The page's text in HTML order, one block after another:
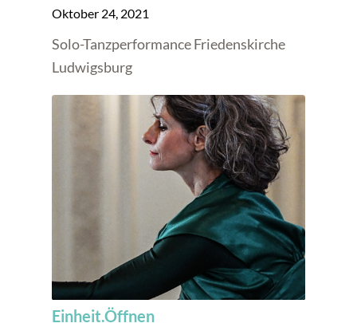
Oktober 24, 2021
Solo-Tanzperformance Friedenskirche
Ludwigsburg
Einheit.Öffnen